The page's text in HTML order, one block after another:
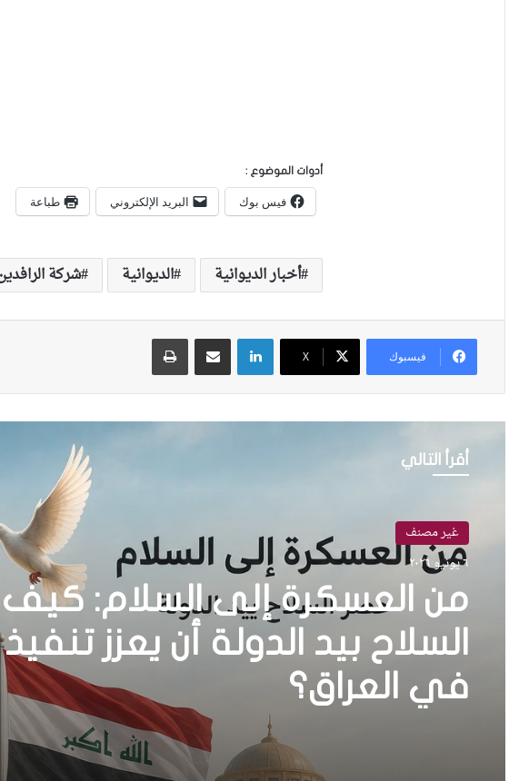
أدوات الموضوع :
فيس بوك البريد الإلكتروني طباعة
أخبار الديوانية الديوانية شركة
فيسبوك X
لينكدإن
أقرأ التالي
غير مصنف
٦ يونيو ٢٠٢٦
من العسكرة إلى السلام:
في العراق؟